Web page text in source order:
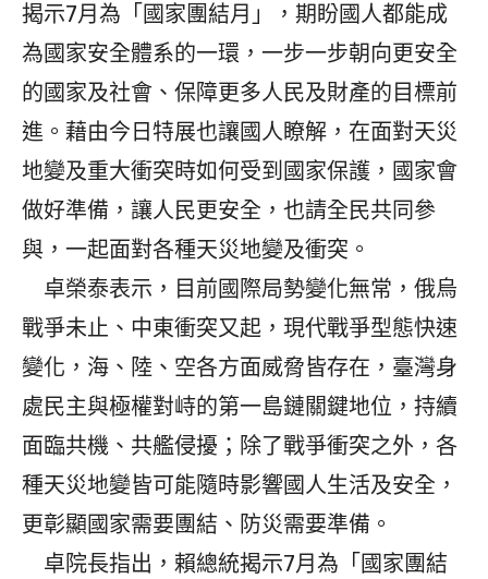
揭示7月為「國家團結月」，期盼國人都能成
為國家安全體系的一環，一步一步朝向更安全
的國家及社會、保障更多人民及財產的目標前
進。藉由今日特展也讓國人瞭解，在面對天災
地變及重大衝突時如何受到國家保護，國家會
做好準備，讓人民更安全，也請全民共同參
與，一起面對各種天災地變及衝突。
卓榮泰表示，目前國際局勢變化無常，俄烏
戰爭未止、中東衝突又起，現代戰爭型態快速
變化，海、陸、空各方面威脅皆存在，臺灣身
處民主與極權對峙的第一島鏈關鍵地位，持續
面臨共機、共艦侵擾；除了戰爭衝突之外，各
種天災地變皆可能隨時影響國人生活及安全，
更彰顯國家需要團結、防災需要準備。
卓院長指出，賴總統揭示7月為「國家團結